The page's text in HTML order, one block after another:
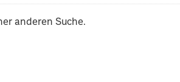
anderen Suche.